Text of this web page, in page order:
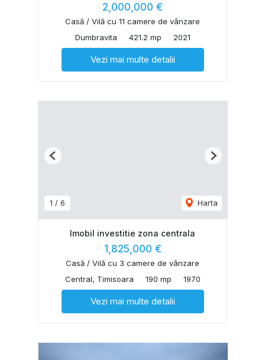
2,000,000 €
Casă / Vilă cu 11 camere de vânzare
Dumbravita
421.2 mp 2021
Vezi mai multe detalii
1 / 6 Harta
Previous Next
Imobil investitie zona centrala
1,825,000 €
Casă / Vilă cu 3 camere de vânzare
Central, Timisoara
190 mp 1970
Vezi mai multe detalii